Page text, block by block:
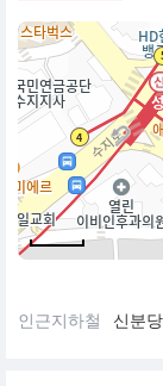
인근지하철 신분